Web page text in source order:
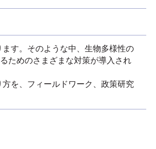
す。そのような中、生物多様性の
ためのさまざまな対策が導入され
を、フィールドワーク、政策研究